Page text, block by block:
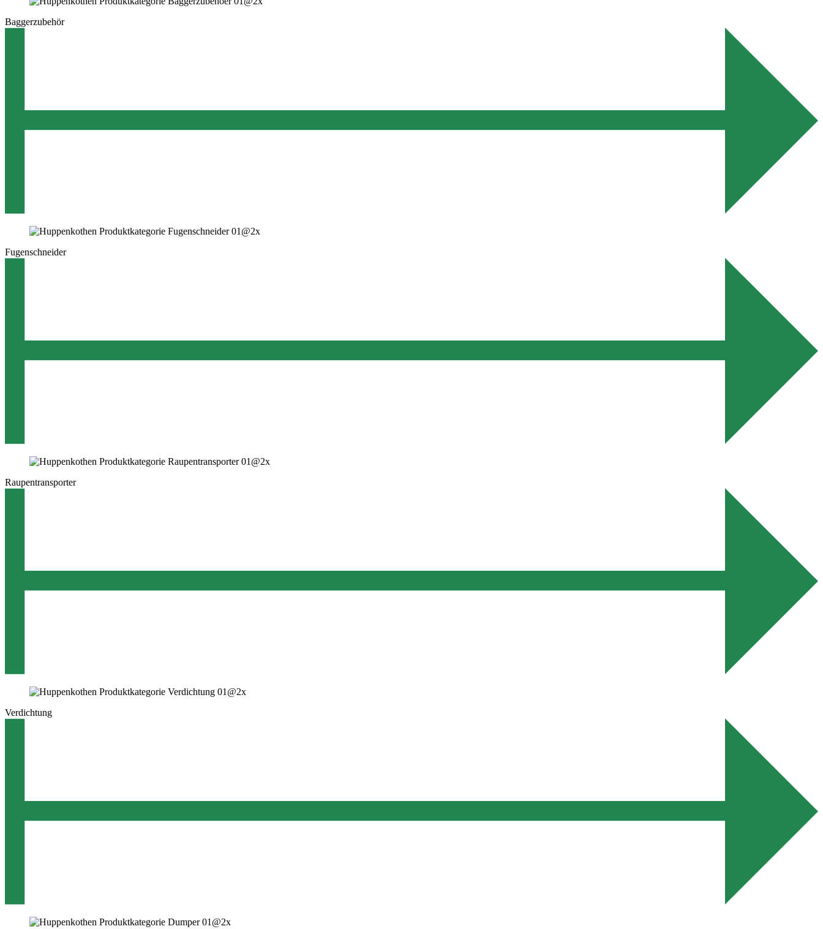
Baggerzubehör
Fugenschneider
Raupentransporter
Verdichtung